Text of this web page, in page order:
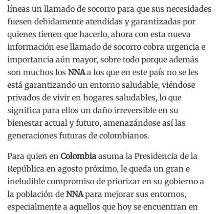
líneas un llamado de socorro para que sus necesidades
fuesen debidamente atendidas y garantizadas por
quienes tienen que hacerlo, ahora con esta nueva
información ese llamado de socorro cobra urgencia e
importancia aún mayor, sobre todo porque además
son muchos los NNAa los que en este país no se les
está garantizando un entorno saludable, viéndose
privados de vivir en hogares saludables, lo que
significa para ellos un daño irreversible en su
bienestar actual y futuro, amenazándose así las
generaciones futuras de colombianos.
Para quien en Colombia asuma la Presidencia de la
República en agosto próximo, le queda un gran e
ineludible compromiso de priorizar en su gobierno a
la población de NNApara mejorar sus entornos,
especialmente a aquellos que hoy se encuentran en